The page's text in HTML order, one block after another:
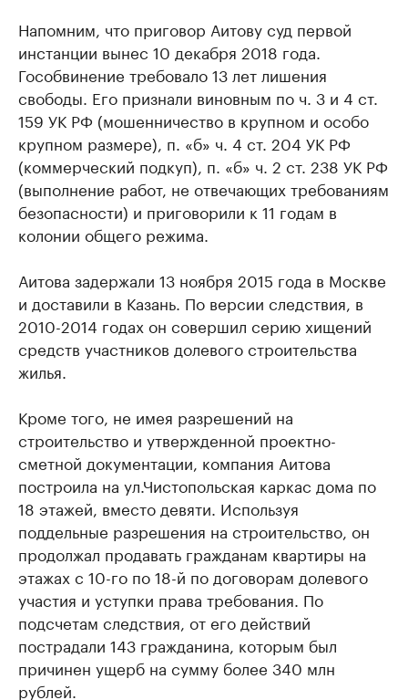
Напомним, что приговор Аитову суд первой
инстанции вынес 10 декабря 2018 года.
Гособвинение требовало 13 лет лишения
свободы. Его признали виновным по ч. 3 и 4 ст.
159 УК РФ (мошенничество в крупном и особо
крупном размере), п. «б» ч. 4 ст. 204 УК РФ
(коммерческий подкуп), п. «б» ч. 2 ст. 238 УК РФ
(выполнение работ, не отвечающих требованиям
безопасности) и приговорили к 11 годам в
колонии общего режима.
Аитова задержали 13 ноября 2015 года в Москве
и доставили в Казань. По версии следствия, в
2010-2014 годах он совершил серию хищений
средств участников долевого строительства
жилья.
Кроме того, не имея разрешений на
строительство и утвержденной проектно-
сметной документации, компания Аитова
построила на ул.Чистопольская каркас дома по
18 этажей, вместо девяти. Используя
поддельные разрешения на строительство, он
продолжал продавать гражданам квартиры на
этажах с 10-го по 18-й по договорам долевого
участия и уступки права требования. По
подсчетам следствия, от его действий
пострадали 143 гражданина, которым был
причинен ущерб на сумму более 340 млн
рублей.